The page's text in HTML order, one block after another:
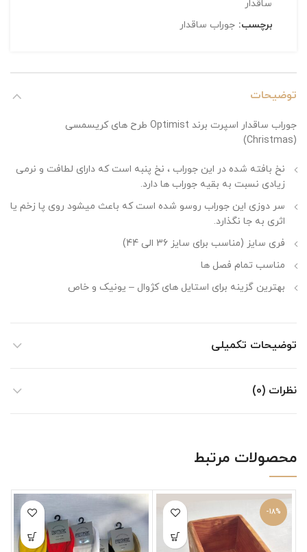
ساقدار
برچسب: جوراب ساقدار
توضیحات
جوراب ساقدار اسپرت برند Optimist طرح های کریسمسی
(Christmas)
نخ بافته شده در این جوراب ، نخ پنبه است که دارای لطافت و نرمی
زیادی نسبت به بقیه جوراب ها دارد.
سر دوزی این جوراب روسو شده است که باعث میشود روی پا زخم یا
اثری به جا نگذارد.
فری سایز (مناسب برای سایز 36 الی 44)
مناسب تمام فصل ها
بهترین گزینه برای استایل های کژوال – یونیک و خاص
توضیحات تکمیلی
نظرات (0)
محصولات مرتبط
-18%